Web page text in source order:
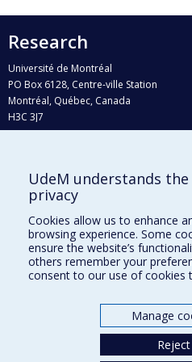
Research
Université de Montréal
PO Box 6128, Centre-ville Station
Montréal, Québec, Canada
H3C 3J7
Who does what?
Find us
Site map
Accessibility
UdeM understands
privacy
Cookies allow us to enhance
browsing experience. Some
ensure the website’s
others remember your
consent to our use of cookies
Manage